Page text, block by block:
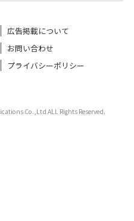
広告掲載について
お問い合わせ
プライバシーポリシー
Co.,Ltd ALL Rights Reserved.